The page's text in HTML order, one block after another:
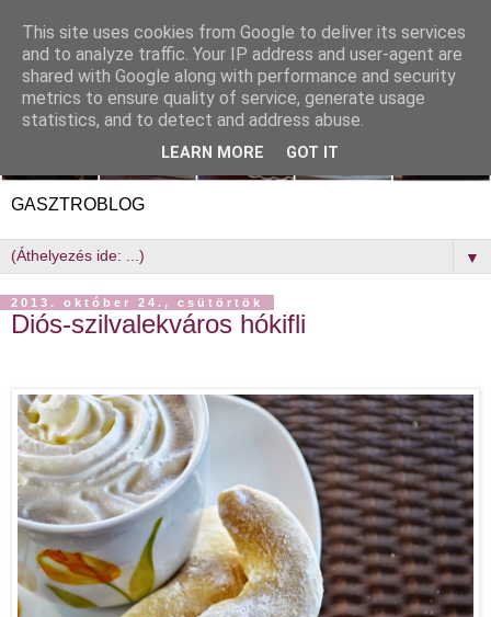
GASZTROBLOG
▼
2013. október 24., csütörtök
Diós-szilvalekváros hókifli
This site uses cookies from Google to deliver its services
and to analyze traffic. Your IP address and user-agent are
shared with Google along with performance and security
metrics to ensure quality of service, generate usage
statistics, and to detect and address abuse.
LEARN MORE GOT IT